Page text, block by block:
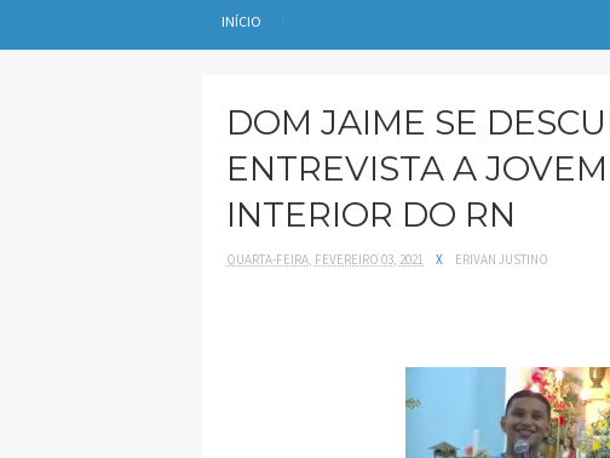
INÍCIO
DOM JAIME SE
ENTREVISTA A
INTERIOR DO RN
QUARTA-FEIRA, FEVEREIRO 03, 2021 X ERIVAN JUSTINO